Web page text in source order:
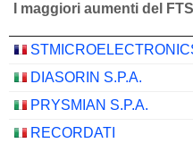
I maggiori aumenti del
DIASORIN S.P.A.
PRYSMIAN S.P.A.
RECORDATI